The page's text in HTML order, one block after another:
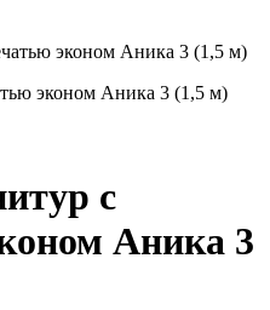
эконом Аника 3 (1,5 м)
с
Аника 3